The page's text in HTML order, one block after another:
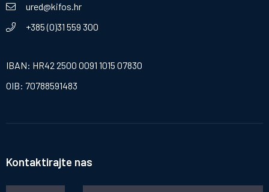
ured@kifos.hr
+385 (0)31 559 300
IBAN: HR42 2500 0091 1015 07830
OIB: 70788591483
Kontaktirajte nas